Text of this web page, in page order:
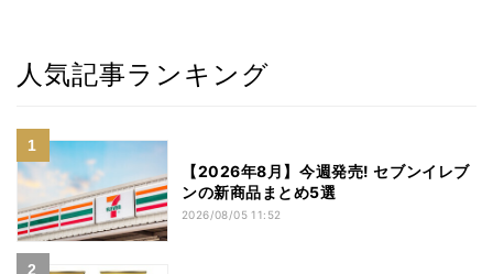
人気記事ランキング
【2026年8月】今週発売! セブンイレブ
ンの新商品まとめ5選
2026/08/05 11:52